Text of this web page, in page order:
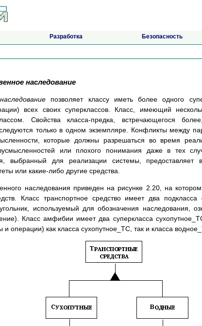
Разработка Безопасность
наследование
позволяет классу иметь более одного
всех своих суперклассов. Класс, имеющий
Свойства класса-предка, встречающегося
только в одном экземпляре. Конфликты между
которые должны разрешаться во время
или плохого понимания даже в тех
выбранный для реализации системы, предоставляет
или какие-либо другие средства.
наследования приведен на рисунке 2.20, на
Класс транспортное средство имеет два
используемый для обозначения наследования,
Класс амфибии имеет два суперкласса
и операции) как класса сухопутное_ТС, так и класса